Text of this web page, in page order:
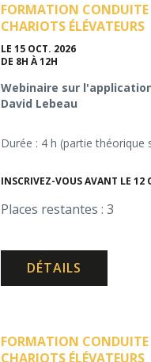
FORMATION CONDUITE
CHARIOTS ÉLÉVATEURS
LE 15 OCT. 2026
DE 8H À 12H
Webinaire sur
David Lebeau
Durée : 4 h (partie théorique
INSCRIVEZ-VOUS AVANT LE 12
Places restantes : 3
DÉTAILS
FORMATION CONDUITE
CHARIOTS ÉLÉVATEURS